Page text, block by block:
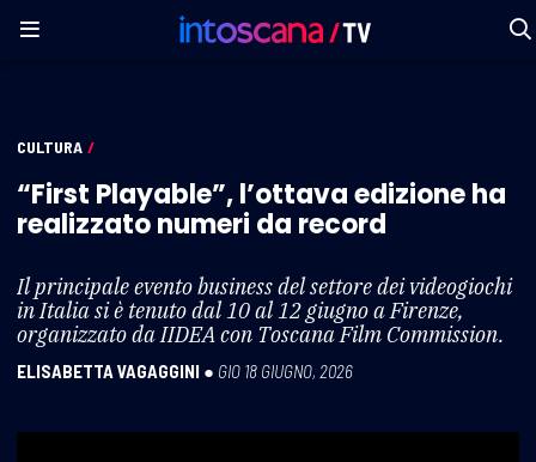
CULTURA /
“First Playable”, l’ottava edizione ha
realizzato numeri da record
Il principale evento business del settore dei videogiochi
in Italia si è tenuto dal 10 al 12 giugno a Firenze,
organizzato da IIDEA con Toscana Film Commission.
ELISABETTA VAGAGGINI ● GIO 18 GIUGNO, 2026